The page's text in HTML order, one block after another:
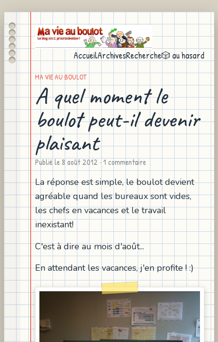
AccueilArchivesRecherche🎲 au hasard
MA VIE AU BOULOT
A quel moment le
boulot peut-il devenir
plaisant
Publié le8 août 2012· 1 commentaire
La réponse est simple, le boulot devient
agréable quand les bureaux sont vides,
les chefs en vacances et le travail
inexistant!
C'est à dire au mois d'août...
En attendant les vacances, j'en profite ! :)